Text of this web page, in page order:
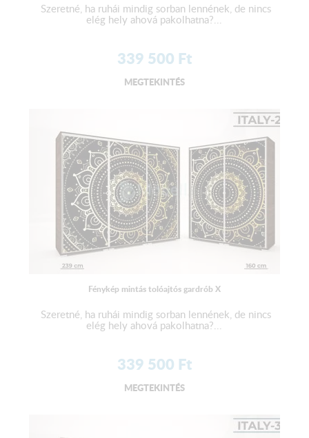
Szeretné, ha ruhái mindig sorban lennének, de nincs
elég hely ahová pakolhatna?...
339 500 Ft
MEGTEKINTÉS
Fénykép mintás tolóajtós gardrób X
Szeretné, ha ruhái mindig sorban lennének, de nincs
elég hely ahová pakolhatna?...
339 500 Ft
MEGTEKINTÉS